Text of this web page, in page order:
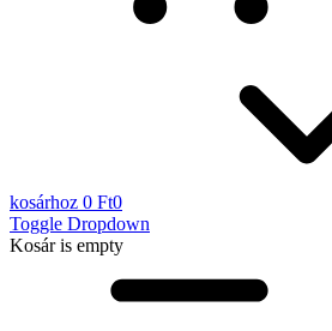
kosárhoz 0 Ft0
Toggle Dropdown
Kosáris empty